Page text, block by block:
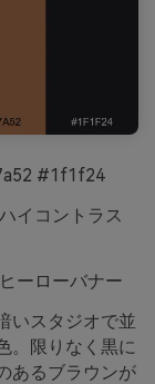
#1f1f24
イコントラス
ーローバナー
いスタジオで並
。限りなく黒に
あるブラウンが